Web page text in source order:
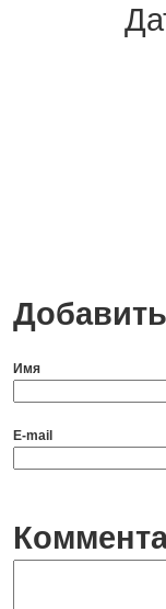
Имя
E-mail